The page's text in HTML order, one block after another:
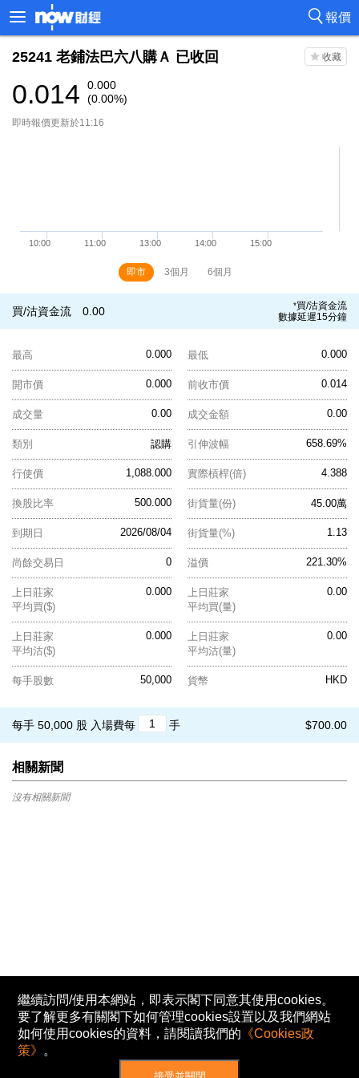
報價
25241 老鋪法巴六八購Ａ 已收回
0.014
0.000
(0.00%)
即時報價更新於11:16
即市 3個月 6個月
買/沽資金流 0.00 *買/沽資金流
數據延遲15分鐘
0.000
最高 0.000
最低
0.000
開市價 0.014
前收市價
0.00
成交量 0.00
成交金額
認購
類別 658.69%
引伸波幅
1,088.000
行使價 4.388
實際槓桿(倍)
500.000
換股比率 45.00萬
街貨量(份)
2026/08/04
到期日 1.13
街貨量(%)
0
尚餘交易日 221.30%
溢價
0.000
上日莊家
平均買($)
0.00
上日莊家
平均買(量)
0.000
上日莊家
平均沽($)
0.00
上日莊家
平均沽(量)
50,000
每手股數 HKD
貨幣
$700.00
每手 50,000 股 入場費每 手
相關新聞
沒有相關新聞
繼續訪問/使用本網站，即表示閣下同意其使用cookies。
要了解更多有關閣下如何管理cookies設置以及我們網站
如何使用cookies的資料，請閱讀我們的 《Cookies政
策》 。